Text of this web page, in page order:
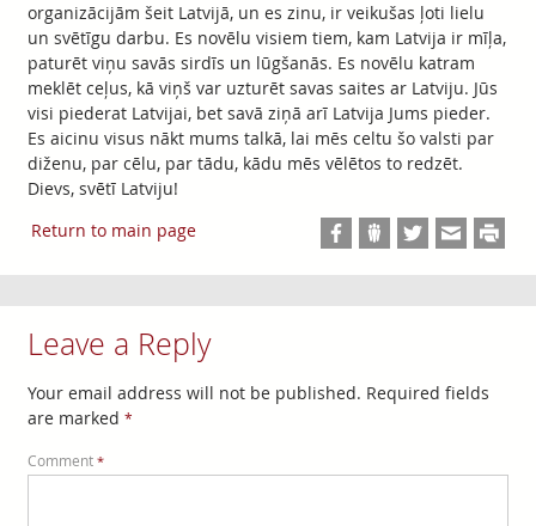
organizācijām šeit Latvijā, un es zinu, ir veikušas ļoti lielu
un svētīgu darbu. Es novēlu visiem tiem, kam Latvija ir mīļa,
paturēt viņu savās sirdīs un lūgšanās. Es novēlu katram
meklēt ceļus, kā viņš var uzturēt savas saites ar Latviju. Jūs
visi piederat Latvijai, bet savā ziņā arī Latvija Jums pieder.
Es aicinu visus nākt mums talkā, lai mēs celtu šo valsti par
diženu, par cēlu, par tādu, kādu mēs vēlētos to redzēt.
Dievs, svētī Latviju!
Return to main page
Leave a Reply
Your email address will not be published. Required fields
are marked *
Comment *